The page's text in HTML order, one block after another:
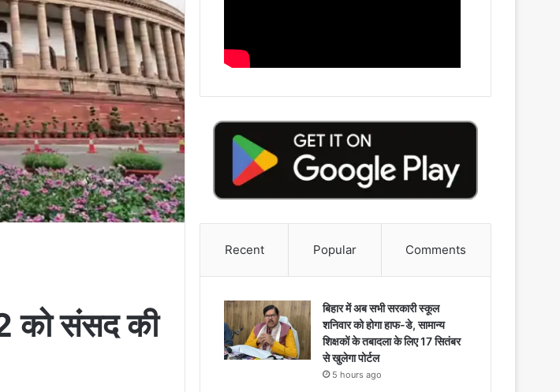
को संसद की
Recent Popular Comments
बिहार में अब सभी सरकारी स्कूल
शनिवार को होगा हाफ-डे, सामान्य
शिक्षकों के तबादला के लिए 17 सितंबर
से खुलेगा पोर्टल
5 hours ago